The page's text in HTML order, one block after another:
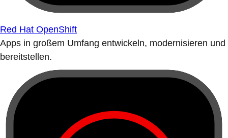
Red Hat OpenShift
Apps in großem Umfang entwickeln, modernisieren und
bereitstellen.